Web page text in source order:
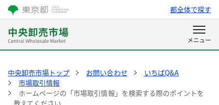
都全体で探す
中央卸売市場トップ お問い合わせ
いちばQ&A
市場取引情報
ホームページの「市場取引情報」を検索する際のポイントを
教えてください